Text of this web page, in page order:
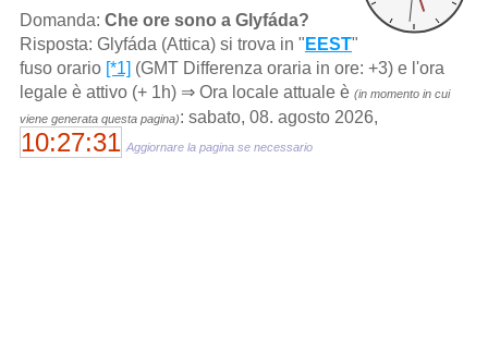
Domanda: Che ore sono a Glyfáda?
Risposta: Glyfáda (Attica) si trova in " EEST"
fuso orario [*1] (GMT Differenza oraria in ore: +3) e l'ora
legale è attivo (+ 1h) ⇒ Ora locale attuale è (in momento in cui
viene generata questa pagina): sabato, 08. agosto 2026,
10:27:31 Aggiornare la pagina se necessario